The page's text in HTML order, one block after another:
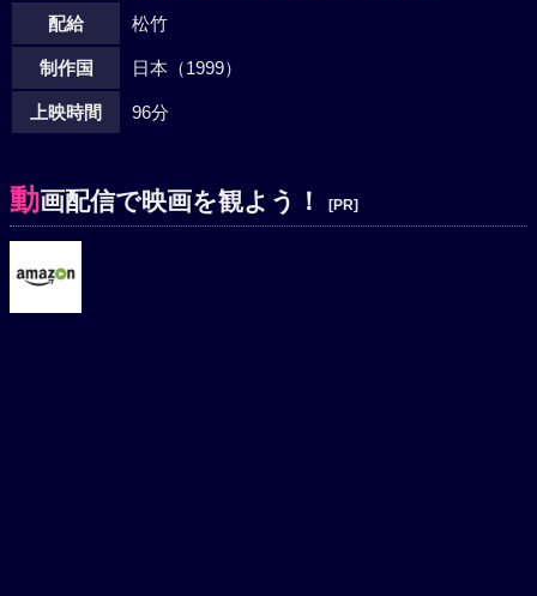
配給 松竹
制作国 日本（1999）
上映時間 96分
動画配信で映画を観よう！ [PR]